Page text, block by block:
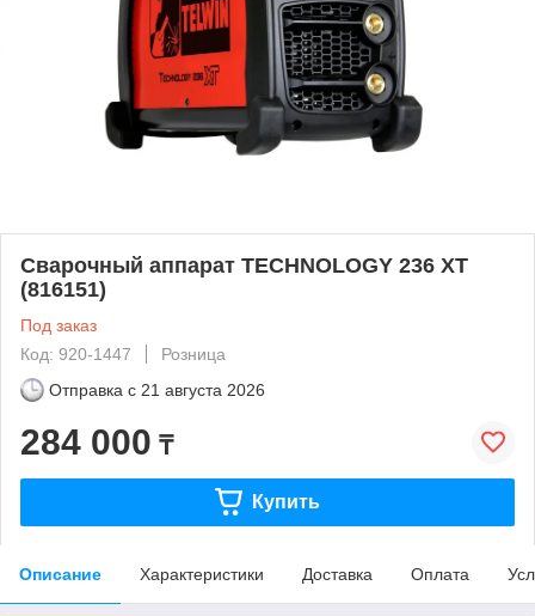
Сварочный аппарат TECHNOLOGY 236 XT
(816151)
Под заказ
Код: 920-1447
Розница
Отправка с 21 августа 2026
284 000 ₸
Купить
Описание Характеристики Доставка Оплата